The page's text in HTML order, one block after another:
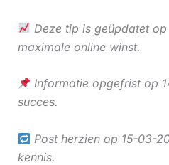
Deze tip is geüpdatet
maximale online winst.
Informatie opgefrist op
succes.
Post herzien op 15-03-
kennis.